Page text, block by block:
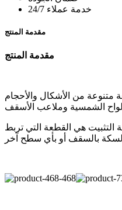
خدمة عملاء 24/7
مقدمة المنتج
مقدمة المنتج
متنوعة من الأشكال والأحجام
هي القطعة التي تربط